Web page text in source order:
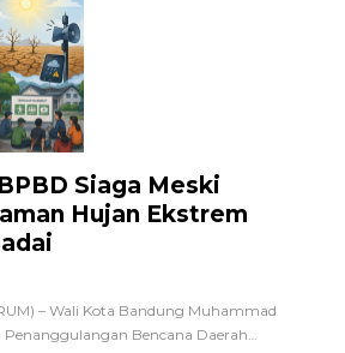
Siaga Meski
Hujan Ekstrem
– Wali Kota Bandung Muhammad
Bencana Daerah…